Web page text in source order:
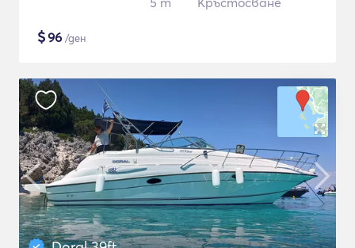
$96 /ден